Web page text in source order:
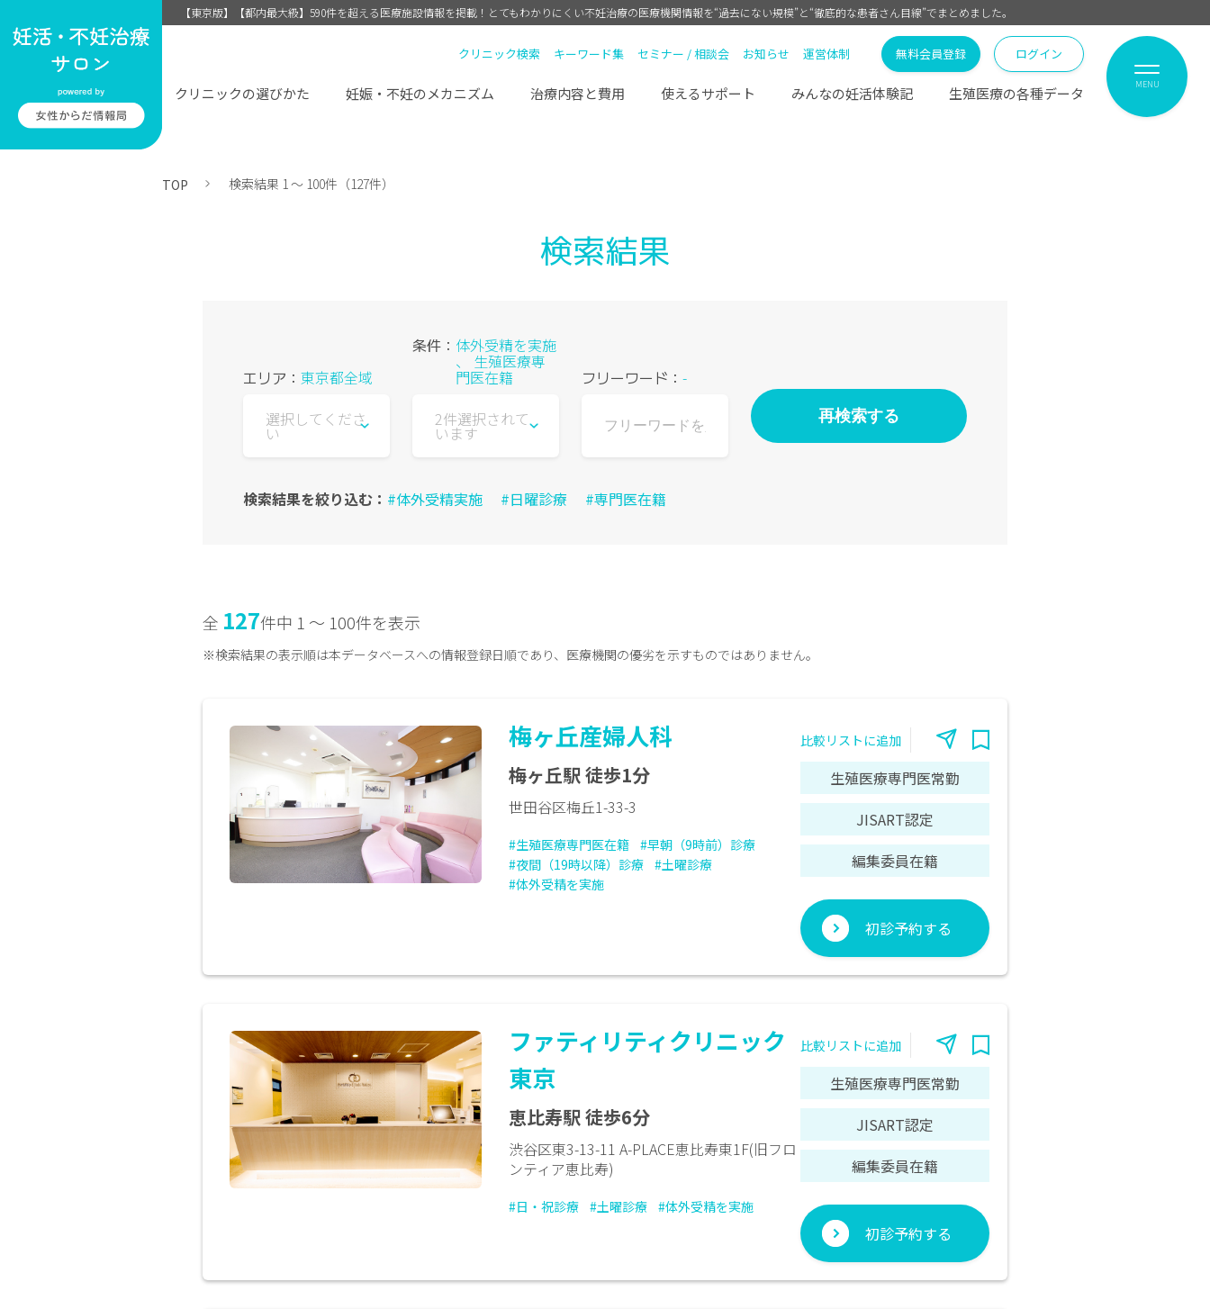
【東京版】【都内最大級】590件を超える医療施設情報を掲載！ とてもわかりにくい不妊治療の医療機関情報を“過去にない規模”と“徹底的な患者さん目線”でまとめました。
クリニック検索 キーワード集 セミナー / 相談会 お知らせ 運営体制 無料会員登録 ログイン
クリニックの選びかた 妊娠・不妊のメカニズム 治療内容と費用 使えるサポート みんなの妊活体験記 生殖医療の各種データ MENU
TOP 検索結果 1 〜 100件（127件）
検索結果
エリア： 東京都全域
選択してくださ
い
条件： 体外受精を実施
、 生殖医療専
門医在籍
2件選択されて
います
フリーワード： -
検索結果を絞り込む： #体外受精実施 #日曜診療 #専門医在籍
全 127件中 1 〜 100件を表示
※検索結果の表示順は本データベースへの情報登録日順であり、医療機関の優劣を示すものではありません。
比較リストに追加
梅ヶ丘産婦人科
梅ヶ丘駅 徒歩1分
世田谷区梅丘1-33-3
#生殖医療専門医在籍 #早朝（9時前）診療
#夜間（19時以降）診療 #土曜診療
#体外受精を実施
生殖医療専門医常勤
JISART認定
編集委員在籍
初診予約する
比較リストに追加
ファティリティクリニック
東京
恵比寿駅 徒歩6分
渋谷区東3-13-11 A-PLACE恵比寿東1F(旧フロ
ンティア恵比寿)
#日・祝診療 #土曜診療 #体外受精を実施
生殖医療専門医常勤
JISART認定
編集委員在籍
初診予約する